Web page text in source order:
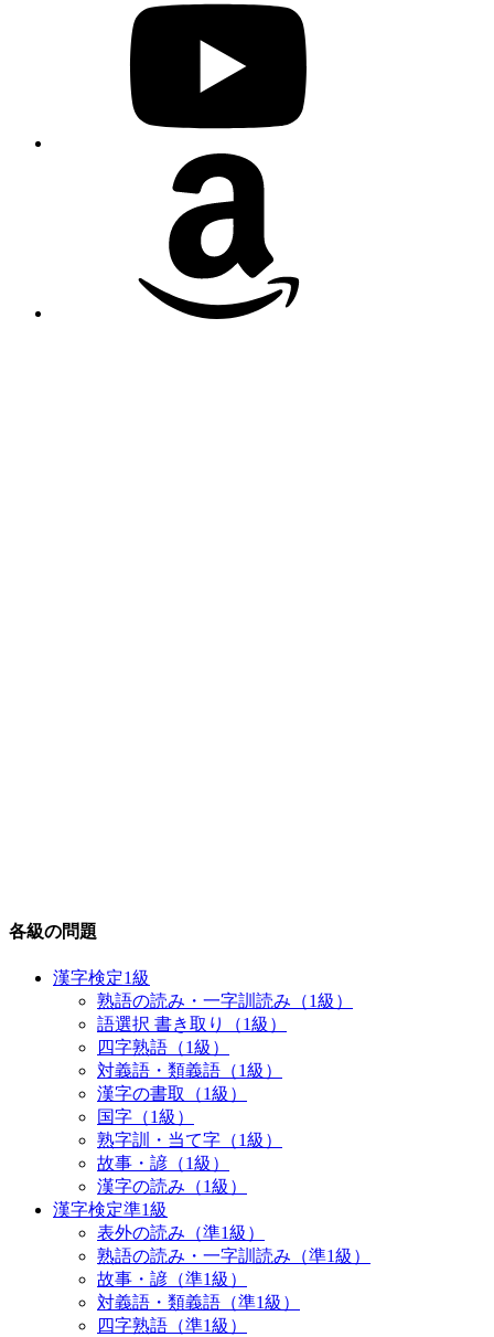
各級の問題
漢字検定1級
熟語の読み・一字訓読み（1級）
語選択 書き取り（1級）
四字熟語（1級）
対義語・類義語（1級）
漢字の書取（1級）
国字（1級）
熟字訓・当て字（1級）
故事・諺（1級）
漢字の読み（1級）
漢字検定準1級
表外の読み（準1級）
熟語の読み・一字訓読み（準1級）
故事・諺（準1級）
対義語・類義語（準1級）
四字熟語（準1級）